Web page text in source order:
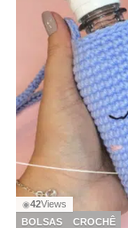
◉42Views
BOLSAS
CROCHÊ